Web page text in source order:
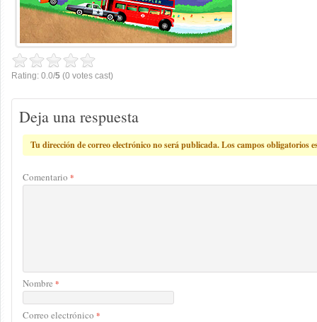
Rating: 0.0/5 (0 votes cast)
Deja una respuesta
Tu dirección de correo electrónico no será publicada. Los campos obligatorios
Comentario *
Nombre *
Correo electrónico *